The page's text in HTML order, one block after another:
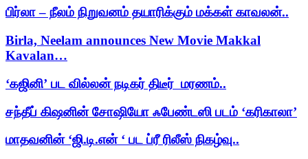
பிர்லா – நீலம் நிறுவனம் தயாரிக்கும் மக்கள் காவலன்..
Birla, Neelam announces New Movie Makkal
Kavalan…
‘கஜினி’ பட வில்லன் நடிகர் திடீர் மரணம்..
சந்தீப் கிஷனின் சோஷியோ ஃபேண்டஸி படம் ‘கரிகாலா’
மாதவனின் ‘ஜி.டி.என் ‘ பட ப்ரீ ரிலீஸ் நிகழ்வு..